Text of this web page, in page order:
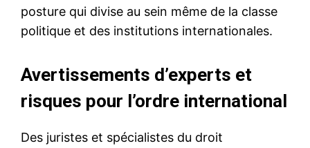
posture qui divise au sein même de la classe
politique et des institutions internationales.
Avertissements d’experts et
risques pour l’ordre international
Des juristes et spécialistes du droit